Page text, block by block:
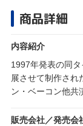
商品詳細
内容紹介
1997年発表の同
展させて制作され
ン・ベーコン他共
販売会社／発売会